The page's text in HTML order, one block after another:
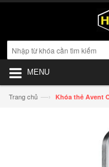
MENU
Trang chủ —› Khóa thẻ Avent